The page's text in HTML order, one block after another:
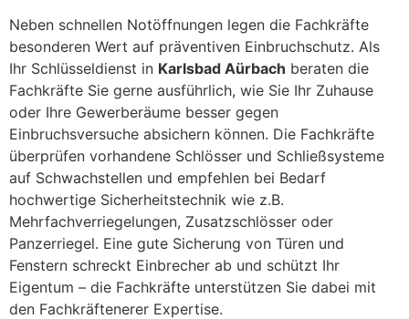
Neben schnellen Notöffnungen legen die Fachkräfte
besonderen Wert auf präventiven Einbruchschutz. Als
Ihr Schlüsseldienst in Karlsbad Aürbach beraten die
Fachkräfte Sie gerne ausführlich, wie Sie Ihr Zuhause
oder Ihre Gewerberäume besser gegen
Einbruchsversuche absichern können. Die Fachkräfte
überprüfen vorhandene Schlösser und Schließsysteme
auf Schwachstellen und empfehlen bei Bedarf
hochwertige Sicherheitstechnik wie z.B.
Mehrfachverriegelungen, Zusatzschlösser oder
Panzerriegel. Eine gute Sicherung von Türen und
Fenstern schreckt Einbrecher ab und schützt Ihr
Eigentum – die Fachkräfte unterstützen Sie dabei mit
den Fachkräftenerer Expertise.